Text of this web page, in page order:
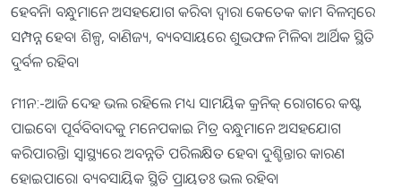
ହେବନି। ବନ୍ଧୁମାନେ ଅସହଯୋଗ କରିବା ଦ୍ୱାରା କେତେକ କାମ ବିଳମ୍ବରେ
ସମ୍ପନ୍ନ ହେବ। ଶିଳ୍ପ, ବାଣିଜ୍ୟ, ବ୍ୟବସାୟରେ ଶୁଭଫଳ ମିଳିବ। ଆର୍ଥିକ ସ୍ଥିତି
ଦୁର୍ବଳ ରହିବ।
ମୀନ:-ଆଜି ଦେହ ଭଲ ରହିଲେ ମଧ୍ୟ ସାମୟିକ କ୍ରନିକ୍‌ ରୋଗରେ କଷ୍ଟ
ପାଇବେ। ପୂର୍ବବିବାଦକୁ ମନେପକାଇ ମିତ୍ର ବନ୍ଧୁମାନେ ଅସହଯୋଗ
କରିପାରନ୍ତି। ସ୍ବାସ୍ଥ୍ୟରେ ଅବନ୍ନତି ପରିଲକ୍ଷିତ ହେବା ଦୁଶ୍ଚିନ୍ତାର କାରଣ
ହୋଇପାରେ। ବ୍ୟବସାୟିକ ସ୍ଥିତି ପ୍ରାୟତଃ ଭଲ ରହିବ।